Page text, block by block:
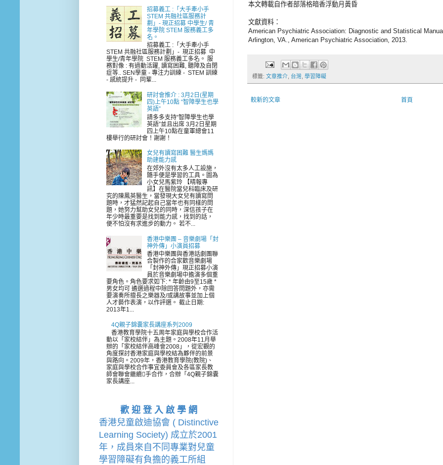
本文轉載自作者部落格暗香浮動月黃昏
文獻資料：
American Psychiatric Association: Diagnostic and Statistical
Arlington, VA., American Psychiatric Association, 2013.
標籤: 文章推介 台灣 學習障礙
較新的文章 首頁
招募義工 :「大手牽小手
STEM 共融社區服務計
劃」- 現正招募 中學生/ 青
年學院 STEM 服務義工多
名。
招募義工 :「大手牽小手
STEM 共融社區服務計劃」- 現正招募 中
學生/青年學院 STEM 服務義工多名。 服
務對像 : 有過動活躍, 讀寫困難, 聽障及自閉
症等.. SEN學童 - 專注力訓練 - STEM 訓練
- 感統提升 - 同輩...
研討會推介 : 3月2日(星期
四)上午10點 “智障學生也學
英語”
請多多支持“智障學生也學
英語”並且出席 3月2日星期
四上午10點在童軍總會11
樓舉行的研討會！謝謝！
女兒有讀寫困難 醫生媽媽
助建能力感
在郊外沒有太多人工設施，
隨手便是學習的工具。圖為
小女兒馬紫玲 【晴報專
訊】在醫院當兒科臨床及研
究的陳鳳英醫生，當發現大女兒有讀寫問
題時，才猛然記起自己當年也有同樣的問
題，她努力幫助女兒的同時，深信孩子在
年少時最重要是找到能力感，找到的話，
便不怕沒有求進步的動力。 若不...
香港中樂團 – 音樂劇場「封
神外傳」小演員招募
香港中樂團與香港話劇團聯
合製作的合家歡音樂劇場
「封神外傳」現正招募小演
員於音樂劇場中擔演多個重
要角色。角色要求如下: * 年齡由9至15歲 *
男女均可 遴選過程中除回答問題外，亦需
要演奏所擅長之樂器及/或講故事並加上個
人才藝作表演，以作評選。 截止日期:
2013年1...
4Q親子錦囊家長講座系列2009
香港教育學院十五周年家庭與學校合作活
動以「家校結伴」為主題。2008年11月舉
辦的「家校結伴高峰會2008」，從宏觀的
角度探討香港家庭與學校結為夥伴的前景
與路向。2009年，香港教育學院(教院)、
家庭與學校合作事宜委員會及各區家長教
師會聯會繼續手合作，合辦「4Q親子錦囊
家長講座...
歡 迎 登 入 啟 學 網
香港兒童啟迪協會 ( Distinctive
Learning Society) 成立於2001
年，成員來自不同專業對兒童
學習障礙有負擔的義工所組